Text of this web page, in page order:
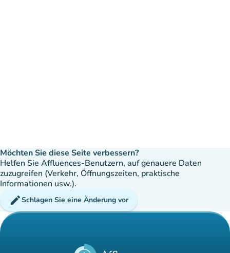
Möchten Sie diese Seite verbessern?
Helfen Sie Affluences-Benutzern, auf genauere Daten
zuzugreifen (Verkehr, Öffnungszeiten, praktische
Informationen usw.).
editSchlagen Sie eine Änderung vor